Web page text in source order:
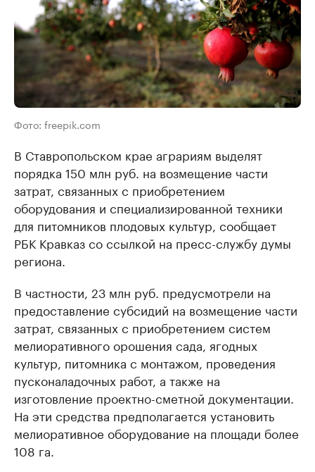
Фото: freepik.com
В Ставропольском крае аграриям выделят
порядка 150 млн руб. на возмещение части
затрат, связанных с приобретением
оборудования и специализированной техники
для питомников плодовых культур, сообщает
РБК Кравказ со ссылкой на пресс-службу думы
региона.
В частности, 23 млн руб. предусмотрели на
предоставление субсидий на возмещение части
затрат, связанных с приобретением систем
мелиоративного орошения сада, ягодных
культур, питомника с монтажом, проведения
пусконаладочных работ, а также на
изготовление проектно-сметной документации.
На эти средства предполагается установить
мелиоративное оборудование на площади более
108 га.